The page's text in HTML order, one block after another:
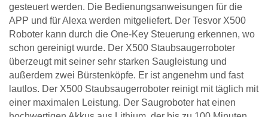
gesteuert werden. Die Bedienungsanweisungen für die
APP und für Alexa werden mitgeliefert. Der Tesvor X500
Roboter kann durch die One-Key Steuerung erkennen, wo
schon gereinigt wurde. Der X500 Staubsaugerroboter
überzeugt mit seiner sehr starken Saugleistung und
außerdem zwei Bürstenköpfe. Er ist angenehm und fast
lautlos. Der X500 Staubsaugerroboter reinigt mit täglich mit
einer maximalen Leistung. Der Saugroboter hat einen